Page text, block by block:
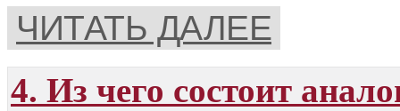
ЧИТАТЬ ДАЛЕЕ
4. Из чего состоит